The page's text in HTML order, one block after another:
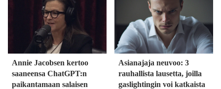
Annie Jacobsen kertoo
saaneensa ChatGPT:n
paikantamaan salaisen
Asianajaja neuvoo: 3
rauhallista lausetta, joilla
gaslightingin voi katkaista